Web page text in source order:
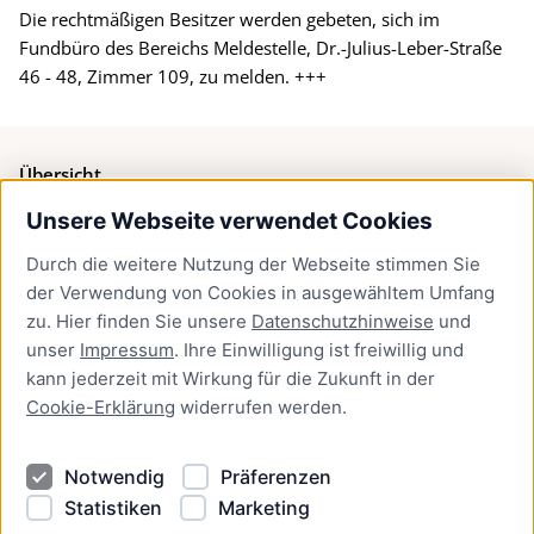
Unsere Webseite verwendet Cookies
Durch die weitere Nutzung der Webseite stimmen Sie
der Verwendung von Cookies in ausgewähltem Umfang
zu. Hier finden Sie unsere Datenschutzhinweise und
unser Impressum. Ihre Einwilligung ist freiwillig und
kann jederzeit mit Wirkung für die Zukunft in der
Cookie-Erklärung widerrufen werden.
Notwendig
Präferenzen
Statistiken
Marketing
Die rechtmäßigen Besitzer werden gebeten, sich im
Fundbüro des Bereichs Meldestelle, Dr.-Julius-Leber-Straße
46 - 48, Zimmer 109, zu melden. +++
Übersicht
Bürgerservice
Presse
Newsletter Lübeck:kompakt
Kontakt
Kontakt
Datenschutzhinweise
Barrierefreiheit